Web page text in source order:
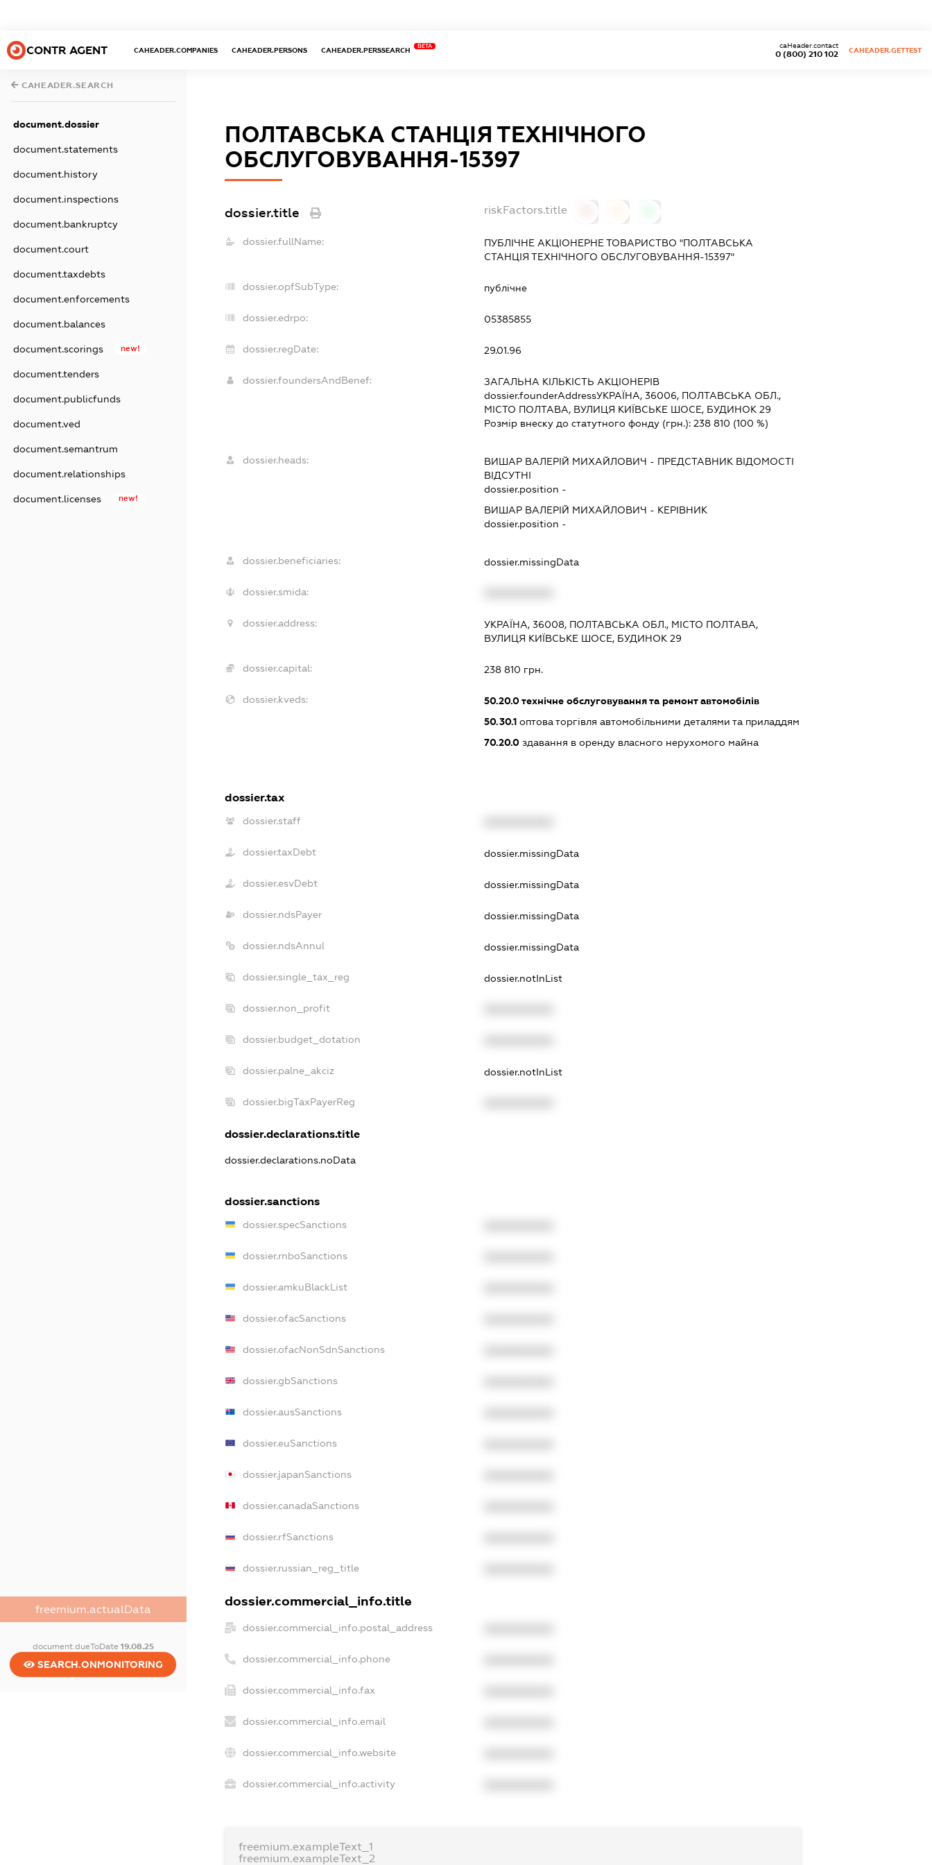
CONTR AGENT CAHEADER.COMPANIES CAHEADER.PERSONS CAHEADER.PERSSEARCH
BETA
0 (800) 210 102
caHeader.contact
CAHEADER.GETTEST
CAHEADER.SEARCH
document.dossier
document.statements
document.history
document.inspections
document.bankruptcy
document.court
document.taxdebts
document.enforcements
document.balances
document.scorings new!
document.tenders
document.publicfunds
document.ved
document.semantrum
document.relationships
document.licenses new!
freemium.actualData
document.dueToDate 19.08.25
SEARCH.ONMONITORING
ПОЛТАВСЬКА СТАНЦІЯ ТЕХНІЧНОГО
ОБСЛУГОВУВАННЯ-15397
dossier.title riskFactors.title
dossier.fullName:
ПУБЛІЧНЕ АКЦІОНЕРНЕ ТОВАРИСТВО "ПОЛТАВСЬКА
СТАНЦІЯ ТЕХНІЧНОГО ОБСЛУГОВУВАННЯ-15397"
dossier.opfSubType: публічне
dossier.edrpo: 05385855
dossier.regDate: 29.01.96
dossier.foundersAndBenef:
ЗАГАЛЬНА КІЛЬКІСТЬ АКЦІОНЕРІВ
dossier.founderAddressУКРАЇНА, 36006, ПОЛТАВСЬКА ОБЛ.,
МІСТО ПОЛТАВА, ВУЛИЦЯ КИЇВСЬКЕ ШОСЕ, БУДИНОК 29
Розмір внеску до статутного фонду (грн.): 238 810 (100 %)
dossier.heads: ВИШАР ВАЛЕРІЙ МИХАЙЛОВИЧ - ПРЕДСТАВНИК ВІДОМОСТІ
ВІДСУТНІ
dossier.position -
ВИШАР ВАЛЕРІЙ МИХАЙЛОВИЧ - КЕРІВНИК
dossier.position -
dossier.beneficiaries: dossier.missingData
dossier.smida:
dossier.address:
УКРАЇНА, 36008, ПОЛТАВСЬКА ОБЛ., МІСТО ПОЛТАВА,
ВУЛИЦЯ КИЇВСЬКЕ ШОСЕ, БУДИНОК 29
dossier.capital: 238 810 грн.
dossier.kveds: 50.20.0технічне обслуговування та ремонт автомобілів
50.30.1оптова торгівля автомобільними деталями та приладдям
70.20.0здавання в оренду власного нерухомого майна
dossier.tax
dossier.staff
dossier.taxDebt dossier.missingData
dossier.esvDebt dossier.missingData
dossier.ndsPayer dossier.missingData
dossier.ndsAnnul dossier.missingData
dossier.single_tax_reg dossier.notInList
dossier.non_profit
dossier.budget_dotation
dossier.palne_akciz dossier.notInList
dossier.bigTaxPayerReg
dossier.declarations.title
dossier.declarations.noData
dossier.sanctions
dossier.specSanctions
dossier.rnboSanctions
dossier.amkuBlackList
dossier.ofacSanctions
dossier.ofacNonSdnSanctions
dossier.gbSanctions
dossier.ausSanctions
dossier.euSanctions
dossier.japanSanctions
dossier.canadaSanctions
dossier.rfSanctions
dossier.russian_reg_title
dossier.commercial_info.title
dossier.commercial_info.postal_address
dossier.commercial_info.phone
dossier.commercial_info.fax
dossier.commercial_info.email
dossier.commercial_info.website
dossier.commercial_info.activity
freemium.exampleText_1
freemium.exampleText_2